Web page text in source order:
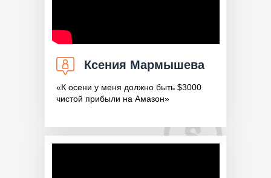
Ксения Мармышева
«К осени у меня должно быть $3000
чистой прибыли на Амазон»